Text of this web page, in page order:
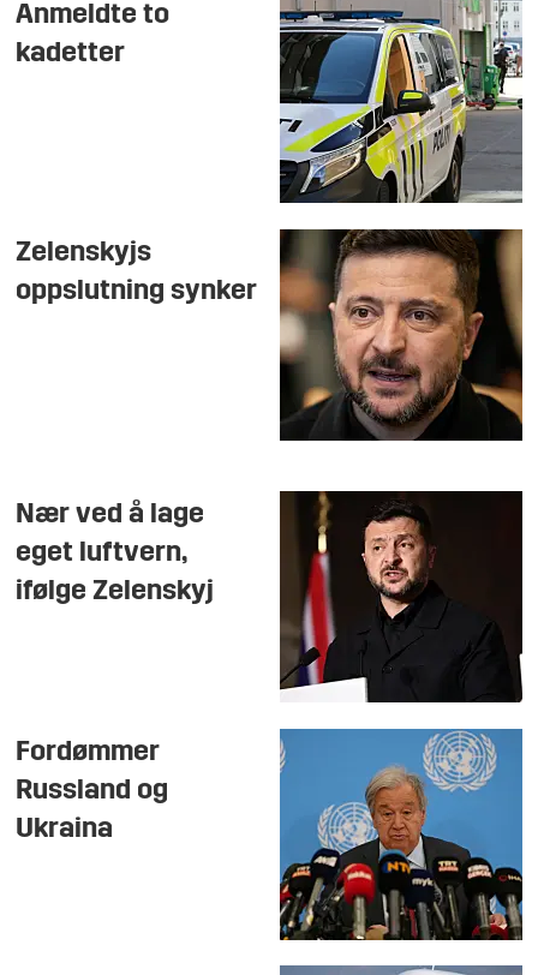
Anmeldte to
kadetter
Zelenskyjs
oppslutning synker
Nær ved å lage
eget luftvern,
ifølge Zelenskyj
Fordømmer
Russland og
Ukraina